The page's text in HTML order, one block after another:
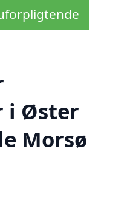
i Øster
Morsø